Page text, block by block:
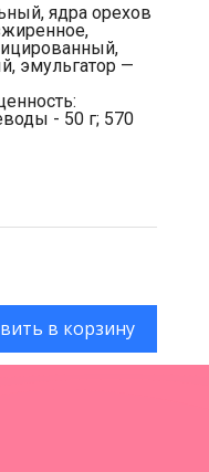
ядра орехов
эмульгатор —
- 50 г; 570
в корзину